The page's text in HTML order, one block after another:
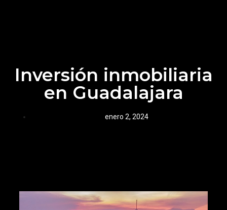
Inversión inmobiliaria
en Guadalajara
enero 2, 2024